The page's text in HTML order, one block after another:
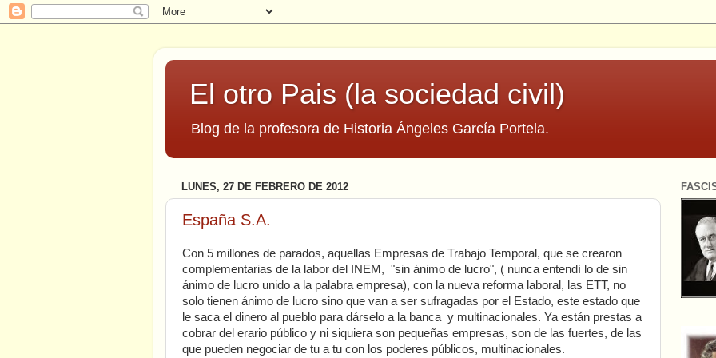
El otro Pais (la sociedad civil)
Blog de la profesora de Historia Ángeles García Portela.
LUNES, 27 DE FEBRERO DE 2012
España S.A.
Con 5 millones de parados, aquellas Empresas de Trabajo Temporal, que se crearon
complementarias de la labor del INEM, "sin ánimo de lucro", ( nunca entendí lo de sin
ánimo de lucro unido a la palabra empresa), con la nueva reforma laboral, las ETT, no
solo tienen ánimo de lucro sino que van a ser sufragadas por el Estado, este estado que
le saca el dinero al pueblo para dárselo a la banca y multinacionales. Ya están prestas a
cobrar del erario público y ni siquiera son pequeñas empresas, son de las fuertes, de las
que pueden negociar de tu a tu con los poderes públicos, multinacionales.